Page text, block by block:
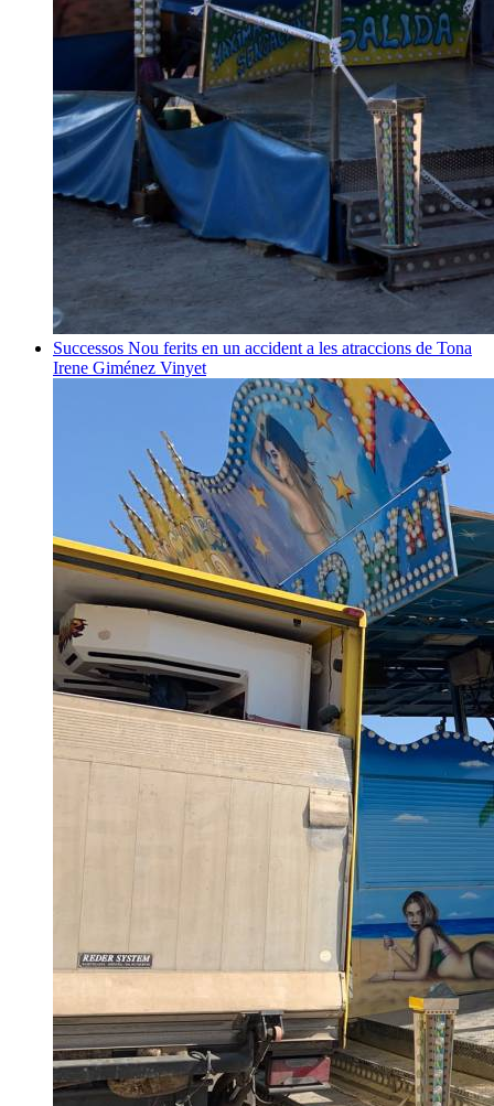
Successos Nou ferits en un accident a les atraccions de Tona
Irene Giménez Vinyet